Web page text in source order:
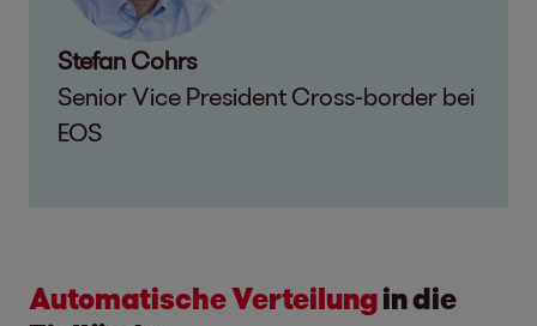
Stefan Cohrs
Senior Vice President Cross-border bei
EOS
Automatische Verteilungin die